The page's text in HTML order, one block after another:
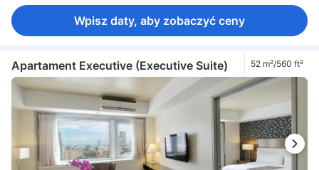
Wpisz daty, aby zobaczyć ceny
Apartament Executive (Executive Suite) 52 m²/560 ft²